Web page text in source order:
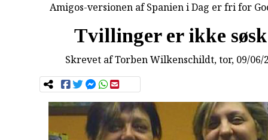
Amigos-versionen af Spanien i Dag er fri for
Tvillinger er ikke
Skrevet afTorben Wilkenschildt, tor, 09/06/